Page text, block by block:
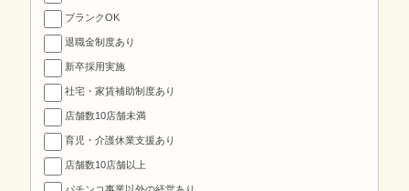
ブランクOK
退職金制度あり
新卒採用実施
社宅・家賃補助制度あり
店舗数10店舗未満
育児・介護休業支援あり
店舗数10店舗以上